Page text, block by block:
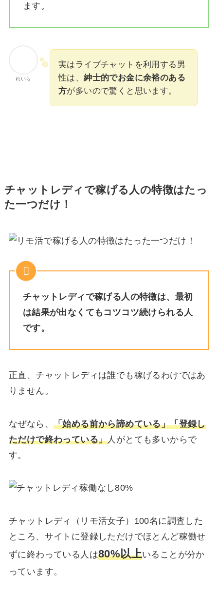
ます。
れいら
実はライブチャットを利用する男
性は、紳士的でお金に余裕のある
方が多いので驚くと思います。
チャットレディで稼げる人の特徴はたっ
た一つだけ！
チャットレディで稼げる人の特徴は、最初
は結果が出なくてもコツコツ続けられる人
です。
正直、チャットレディは誰でも稼げるわけではあ
りません。
なぜなら、 「始める前から諦めている」「登録し
ただけで終わっている」 人がとても多いからで
す。
チャットレディ（リモ活女子）100名に調査した
ところ、サイトに登録しただけでほとんど稼働せ
ずに終わっている人は80%以上いることが分か
っています。